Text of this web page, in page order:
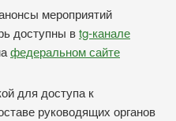
мероприятий
доступны вtg-канале
федеральном сайте
для доступа к
руководящих органов